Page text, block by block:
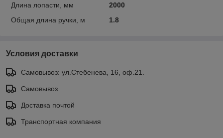
Длина лопасти, мм
2000
Общая длина ручки, м
1.8
Условия доставки
Самовывоз: ул.Стебенева, 16, оф.21.
Самовывоз
Доставка почтой
Транспортная компания